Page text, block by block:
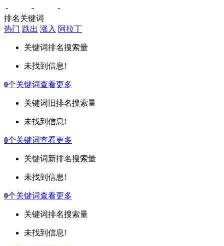
-
-
-
排名关键词
热门 跌出 涨入 阿拉丁
关键词排名搜索量
未找到信息!
0个关键词查看更多
关键词 旧排名搜索量
未找到信息!
0个关键词查看更多
关键词新排名搜索量
未找到信息!
0个关键词查看更多
关键词排名搜索量
未找到信息!